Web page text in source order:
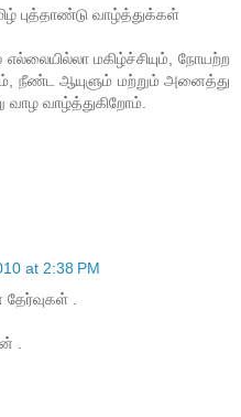
புத்தாண்டு வாழ்த்துக்கள்
மகிழ்ச்சியும், நோயற்ற
நீண்ட ஆயுளும் மற்றும் அனைத்து
வாழ்த்துகிறோம்.
at 2:38 PM
.
.